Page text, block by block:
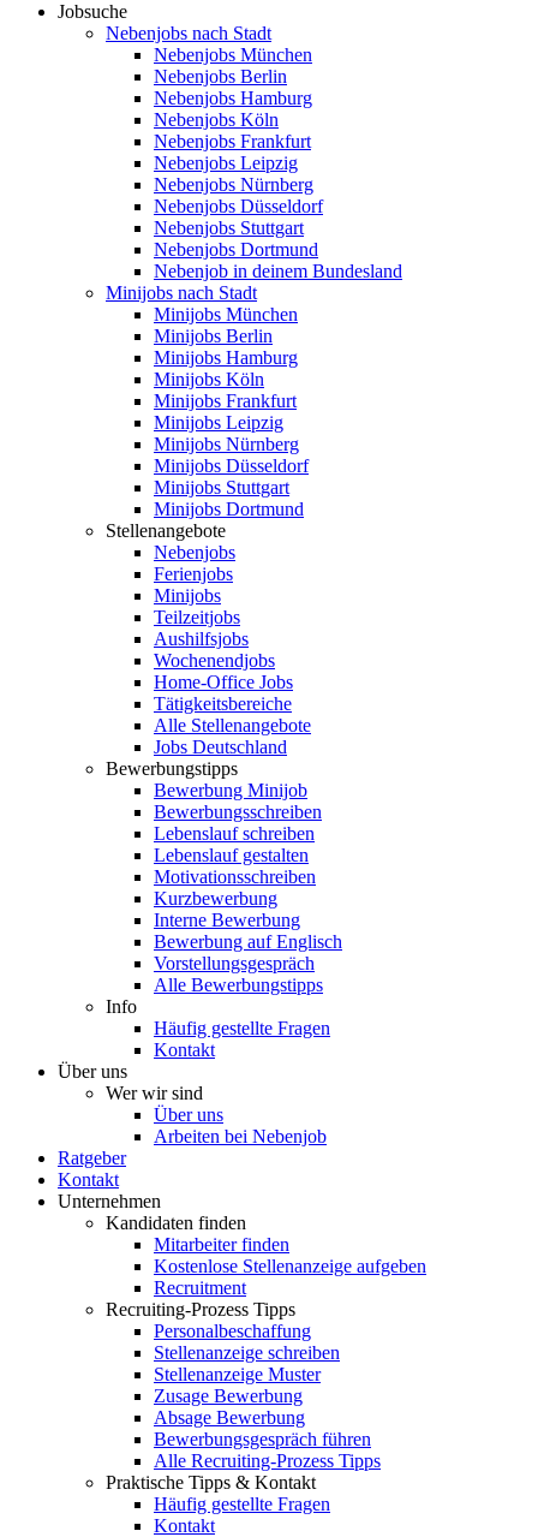
Jobsuche
Nebenjobs nach Stadt
Nebenjobs München
Nebenjobs Berlin
Nebenjobs Hamburg
Nebenjobs Köln
Nebenjobs Frankfurt
Nebenjobs Leipzig
Nebenjobs Nürnberg
Nebenjobs Düsseldorf
Nebenjobs Stuttgart
Nebenjobs Dortmund
Nebenjob in deinem Bundesland
Minijobs nach Stadt
Minijobs München
Minijobs Berlin
Minijobs Hamburg
Minijobs Köln
Minijobs Frankfurt
Minijobs Leipzig
Minijobs Nürnberg
Minijobs Düsseldorf
Minijobs Stuttgart
Minijobs Dortmund
Stellenangebote
Nebenjobs
Ferienjobs
Minijobs
Teilzeitjobs
Aushilfsjobs
Wochenendjobs
Home-Office Jobs
Tätigkeitsbereiche
Alle Stellenangebote
Jobs Deutschland
Bewerbungstipps
Bewerbung Minijob
Bewerbungsschreiben
Lebenslauf schreiben
Lebenslauf gestalten
Motivationsschreiben
Kurzbewerbung
Interne Bewerbung
Bewerbung auf Englisch
Vorstellungsgespräch
Alle Bewerbungstipps
Info
Häufig gestellte Fragen
Kontakt
Über uns
Wer wir sind
Über uns
Arbeiten bei Nebenjob
Ratgeber
Kontakt
Unternehmen
Kandidaten finden
Mitarbeiter finden
Kostenlose Stellenanzeige aufgeben
Recruitment
Recruiting-Prozess Tipps
Personalbeschaffung
Stellenanzeige schreiben
Stellenanzeige Muster
Zusage Bewerbung
Absage Bewerbung
Bewerbungsgespräch führen
Alle Recruiting-Prozess Tipps
Praktische Tipps & Kontakt
Häufig gestellte Fragen
Kontakt